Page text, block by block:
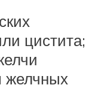
цистита;
желчных